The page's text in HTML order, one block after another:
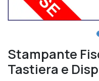
Stampante
Tastiera e